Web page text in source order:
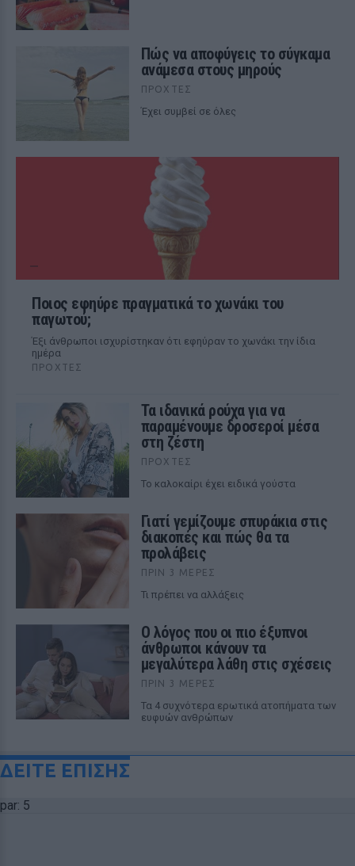
Πώς να αποφύγεις το σύγκαμα
ανάμεσα στους μηρούς
ΠΡΟΧΤΈΣ
Έχει συμβεί σε όλες
Ποιος εφηύρε πραγματικά το χωνάκι του
παγωτού;
Έξι άνθρωποι ισχυρίστηκαν ότι εφηύραν το χωνάκι την ίδια
ημέρα
ΠΡΟΧΤΈΣ
Τα ιδανικά ρούχα για να
παραμένουμε δροσεροί μέσα
στη ζέστη
ΠΡΟΧΤΈΣ
To καλοκαίρι έχει ειδικά γούστα
Γιατί γεμίζουμε σπυράκια στις
διακοπές και πώς θα τα
προλάβεις
ΠΡΙΝ 3 ΜΈΡΕΣ
Τι πρέπει να αλλάξεις
Ο λόγος που οι πιο έξυπνοι
άνθρωποι κάνουν τα
μεγαλύτερα λάθη στις σχέσεις
ΠΡΙΝ 3 ΜΈΡΕΣ
Τα 4 συχνότερα ερωτικά ατοπήματα των
ευφυών ανθρώπων
ΔΕΙΤΕ ΕΠΙΣΗΣ
par: 5